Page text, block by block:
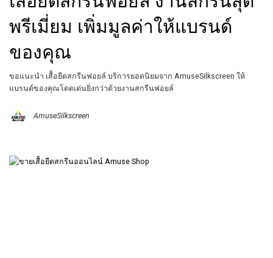
พรีเมี่ยม เพิ่มมูลค่าให้แบรนด์
ของคุณ
ขอแนะนำ เสื้อยืดสกรีนฟอยล์ บริการยอดนิยมจาก AmuseSilkscreen ให้
แบรนด์ของคุณโดดเด่นยิ่งกว่าด้วยงานสกรีนฟอยล์
AmuseSilkscreen